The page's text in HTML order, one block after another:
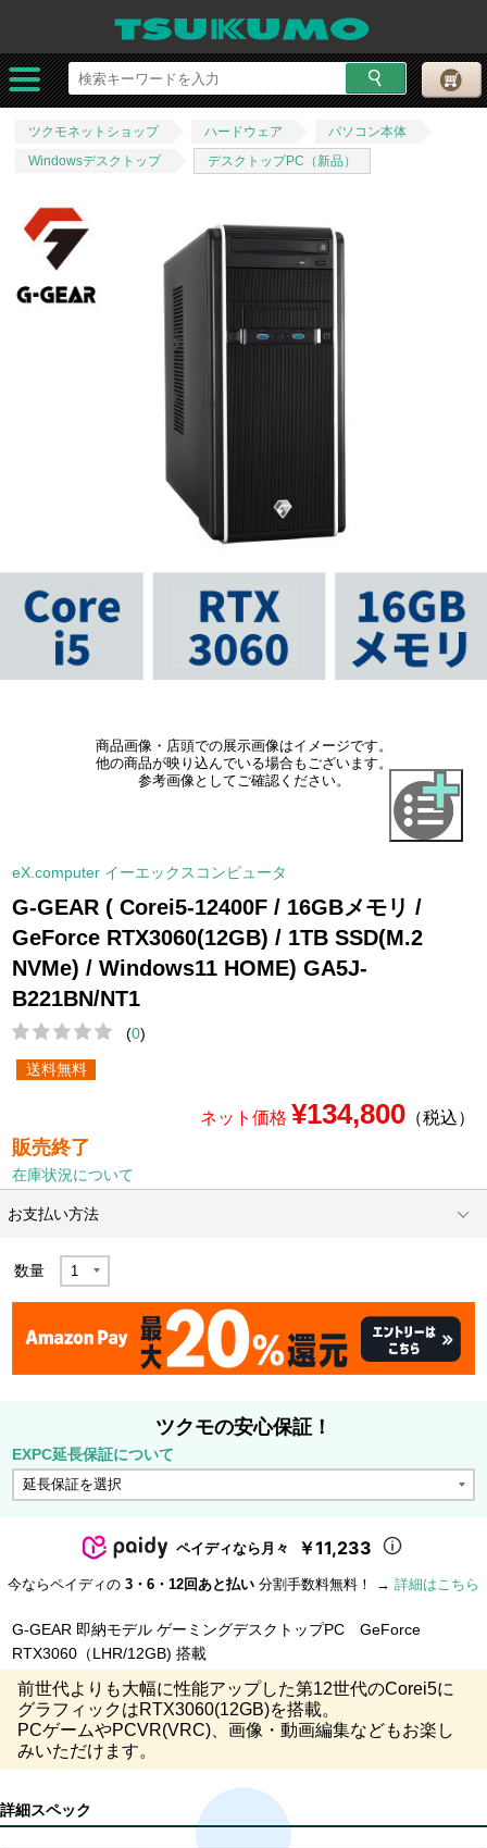
ツクモネットショップ ハードウェア
パソコン本体
Windowsデスクトップ
デスクトップPC（新品）
商品画像・店頭での展示画像はイメージです。
他の商品が映り込んでいる場合もございます。
参考画像としてご確認ください。
eX.computer イーエックスコンピュータ
G-GEAR ( Corei5-12400F / 16GBメモリ /
GeForce RTX3060(12GB) / 1TB SSD(M.2
NVMe) / Windows11 HOME) GA5J-
B221BN/NT1
(0)
送料無料
ネット価格 ¥134,800（税込）
販売終了
在庫状況について
お支払い方法
数量
ツクモの安心保証！
EXPC延長保証について
ペイディなら月々 ￥11,233
今ならペイディの 3・6・12回あと払い 分割手数料無料！ → 詳細はこちら
G-GEAR 即納モデル ゲーミングデスクトップPC GeForce
RTX3060（LHR/12GB) 搭載
前世代よりも大幅に性能アップした第12世代のCorei5に
グラフィックはRTX3060(12GB)を搭載。
PCゲームやPCVR(VRC)、画像・動画編集などもお楽し
みいただけます。
詳細スペック